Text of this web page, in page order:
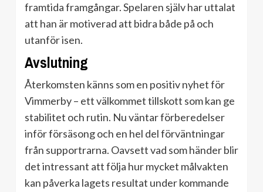
framtida framgångar. Spelaren själv har uttalat
att han är motiverad att bidra både på och
utanför isen.
Avslutning
Återkomsten känns som en positiv nyhet för
Vimmerby – ett välkommet tillskott som kan ge
stabilitet och rutin. Nu väntar förberedelser
inför försäsong och en hel del förväntningar
från supportrarna. Oavsett vad som händer blir
det intressant att följa hur mycket målvakten
kan påverka lagets resultat under kommande